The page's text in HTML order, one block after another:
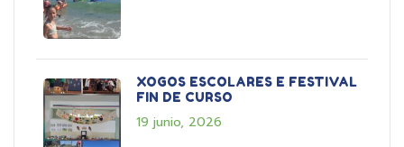
XOGOS ESCOLARES E FESTIVAL
FIN DE CURSO
19 junio, 2026